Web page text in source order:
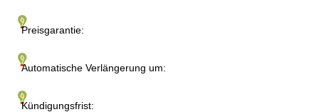
Preisgarantie:
Automatische Verlängerung um:
Kündigungsfrist: